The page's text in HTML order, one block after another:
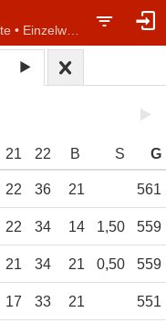
21 22 B S G
22 36 21 561
22 34 14 1,50 559
21 34 21 0,50 559
17 33 21 551